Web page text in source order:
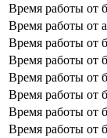
Время работы от
Время работы от
Время работы от
Время работы от
Время работы от
Время работы от
Время работы от
Время работы от